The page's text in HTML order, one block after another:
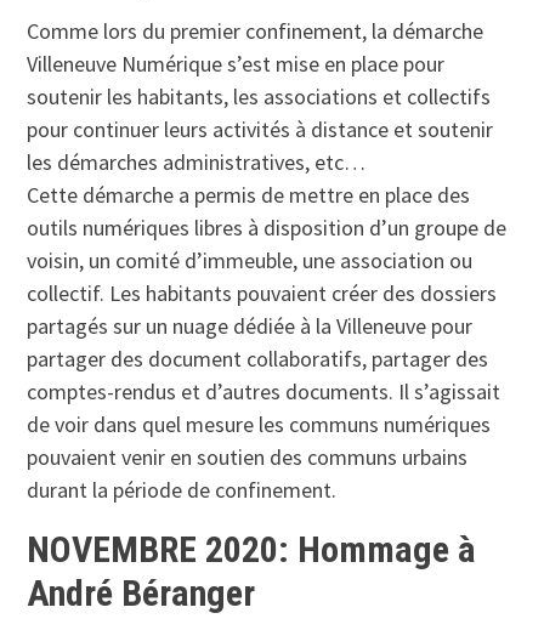
Comme lors du premier confinement, la démarche
Villeneuve Numérique s’est mise en place pour
soutenir les habitants, les associations et collectifs
pour continuer leurs activités à distance et soutenir
les démarches administratives, etc…
Cette démarche a permis de mettre en place des
outils numériques libres à disposition d’un groupe de
voisin, un comité d’immeuble, une association ou
collectif. Les habitants pouvaient créer des dossiers
partagés sur un nuage dédiée à la Villeneuve pour
partager des document collaboratifs, partager des
comptes-rendus et d’autres documents. Il s’agissait
de voir dans quel mesure les communs numériques
pouvaient venir en soutien des communs urbains
durant la période de confinement.
NOVEMBRE 2020: Hommage à
André Béranger